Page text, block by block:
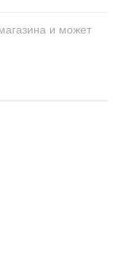
и может